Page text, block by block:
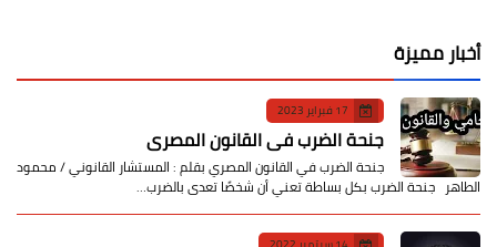
أخبار مميزة
17 فبراير 2023
جنحة الضرب في القانون المصري
جنحة الضرب في القانون المصري بقلم : المستشار القانوني / محمود
الطاهر جنحة الضرب بكل بساطة تعني أن شخصًا تعدى بالضرب…